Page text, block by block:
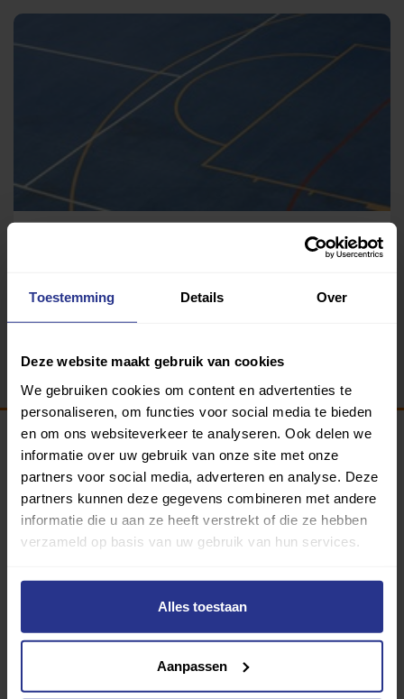
Toestemming Details Over
Deze website maakt gebruik van cookies
We gebruiken cookies om content en advertenties te
personaliseren, om functies voor social media te bieden
en om ons websiteverkeer te analyseren. Ook delen we
informatie over uw gebruik van onze site met onze
partners voor social media, adverteren en analyse. Deze
partners kunnen deze gegevens combineren met andere
informatie die u aan ze heeft verstrekt of die ze hebben
verzameld op basis van uw gebruik van hun services.
Alles toestaan
Aanpassen
Programma van:
340 gemeenten